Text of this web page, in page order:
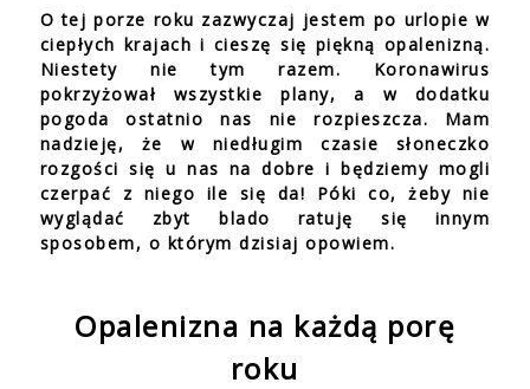
O tej porze roku zazwyczaj jestem po urlopie w
ciepłych krajach i cieszę się piękną opalenizną.
Niestety nie tym razem. Koronawirus
pokrzyżował wszystkie plany, a w dodatku
pogoda ostatnio nas nie rozpieszcza. Mam
nadzieję, że w niedługim czasie słoneczko
rozgości się u nas na dobre i będziemy mogli
czerpać z niego ile się da! Póki co, żeby nie
wyglądać zbyt blado ratuję się innym
sposobem, o którym dzisiaj opowiem.
Opalenizna na każdą porę
roku